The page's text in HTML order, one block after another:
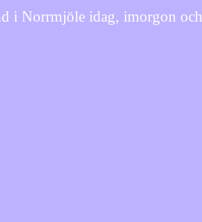
Norrmjöle idag, imorgon och